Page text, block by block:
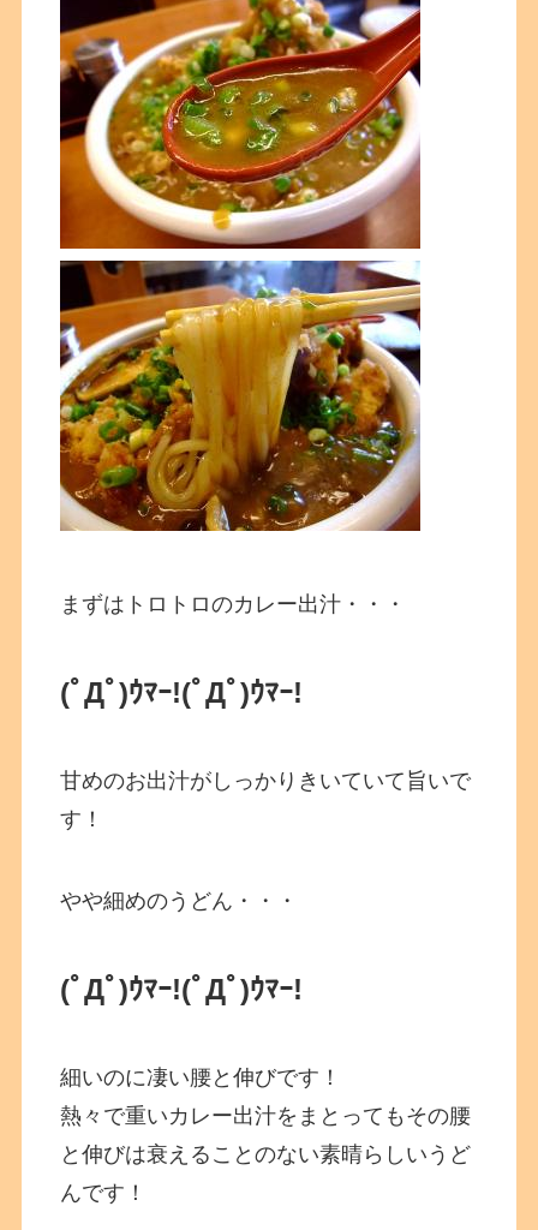
まずはトロトロのカレー出汁・・・
(ﾟДﾟ)ｳﾏｰ!(ﾟДﾟ)ｳﾏｰ!
甘めのお出汁がしっかりきいていて旨いで
す！
やや細めのうどん・・・
(ﾟДﾟ)ｳﾏｰ!(ﾟДﾟ)ｳﾏｰ!
細いのに凄い腰と伸びです！
熱々で重いカレー出汁をまとってもその腰
と伸びは衰えることのない素晴らしいうど
んです！